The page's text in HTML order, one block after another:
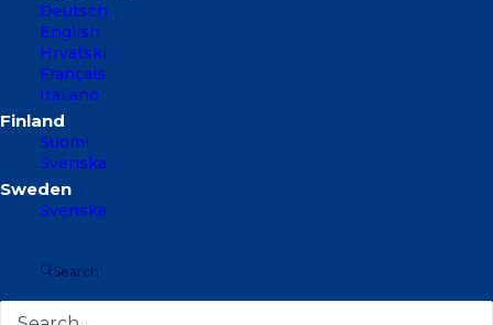
Deutsch
English
Hrvatski
Français
Italiano
Suomi
Svenska
Svenska
Search
MARINA KAMIEN